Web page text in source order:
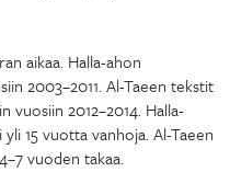
aikaa. Halla-ahon
2003–2011. Al-Taeen tekstit
2012–2014. Halla-
15 vuotta vanhoja. Al-Taeen
vuoden takaa.